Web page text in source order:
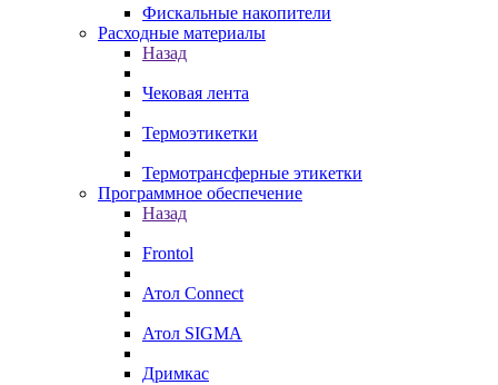
Фискальные накопители
Расходные материалы
Назад
Чековая лента
Термоэтикетки
Термотрансферные этикетки
Программное обеспечение
Назад
Frontol
Атол Connect
Атол SIGMA
Дримкас